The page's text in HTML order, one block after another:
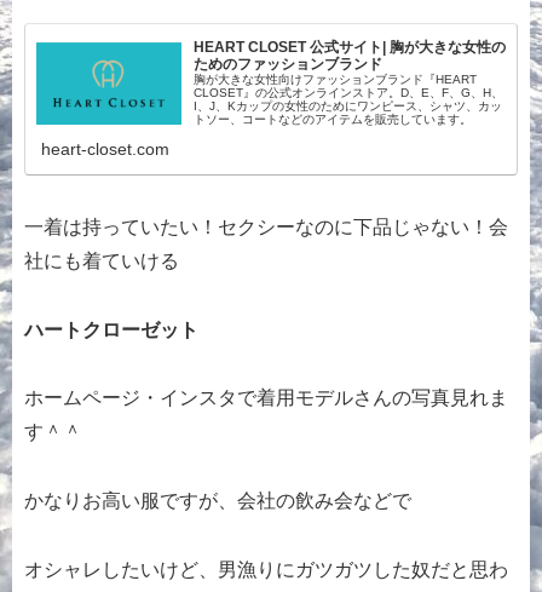
HEART CLOSET 公式サイト| 胸が大きな女性の
ためのファッションブランド
胸が大きな女性向けファッションブランド『HEART
CLOSET』の公式オンラインストア。D、E、F、G、H、
I、J、Kカップの女性のためにワンピース、シャツ、カッ
トソー、コートなどのアイテムを販売しています。
heart-closet.com
一着は持っていたい！セクシーなのに下品じゃない！会
社にも着ていける
ハートクローゼット
ホームページ・インスタで着用モデルさんの写真見れま
す＾＾
かなりお高い服ですが、会社の飲み会などで
オシャレしたいけど、男漁りにガツガツした奴だと思わ